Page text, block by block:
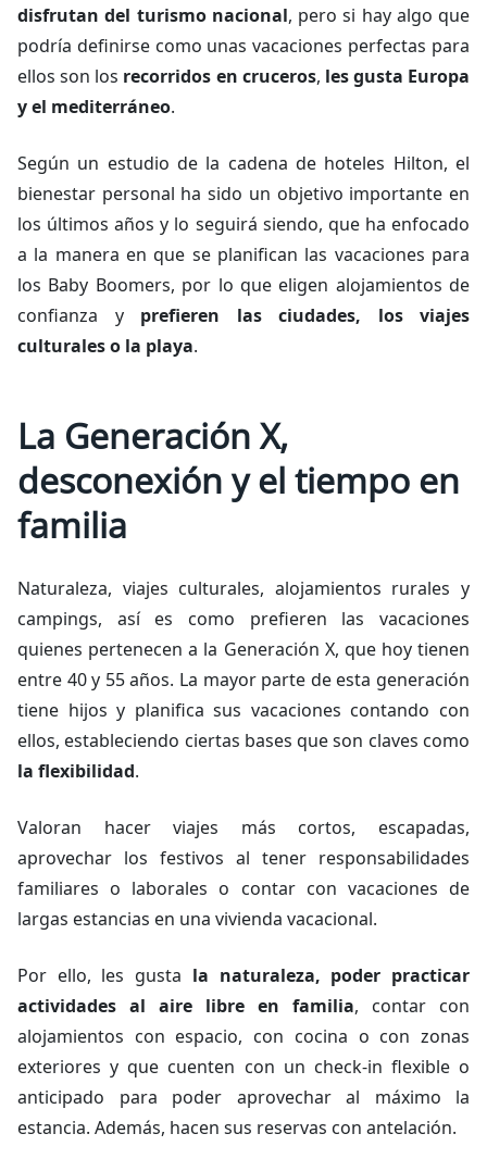
disfrutan del turismo nacional, pero si hay algo que
podría definirse como unas vacaciones perfectas para
ellos son los recorridos en cruceros, les gusta Europa
y el mediterráneo.
Según un estudio de la cadena de hoteles Hilton, el
bienestar personal ha sido un objetivo importante en
los últimos años y lo seguirá siendo, que ha enfocado
a la manera en que se planifican las vacaciones para
los Baby Boomers, por lo que eligen alojamientos de
confianza y prefieren las ciudades, los viajes
culturales o la playa.
La Generación X,
desconexión y el tiempo en
familia
Naturaleza, viajes culturales, alojamientos rurales y
campings, así es como prefieren las vacaciones
quienes pertenecen a la Generación X, que hoy tienen
entre 40 y 55 años. La mayor parte de esta generación
tiene hijos y planifica sus vacaciones contando con
ellos, estableciendo ciertas bases que son claves como
la flexibilidad.
Valoran hacer viajes más cortos, escapadas,
aprovechar los festivos al tener responsabilidades
familiares o laborales o contar con vacaciones de
largas estancias en una vivienda vacacional.
Por ello, les gusta la naturaleza, poder practicar
actividades al aire libre en familia, contar con
alojamientos con espacio, con cocina o con zonas
exteriores y que cuenten con un check-in flexible o
anticipado para poder aprovechar al máximo la
estancia. Además, hacen sus reservas con antelación.